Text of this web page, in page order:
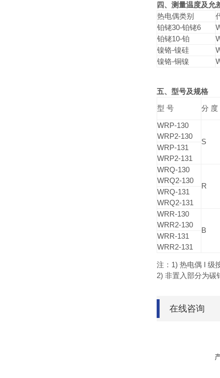
四、测量温度及允
热电偶类别
铂铑30-铂铑6
铂铑10-铂
镍铬-镍硅
镍铬-铜镍
五、型号及规格
型 号
分 度
WRP-130
WRP2-130
S
WRP-131
WRP2-131
WRQ-130
WRQ2-130
R
WRQ-131
WRQ2-131
WRR-130
WRR2-130
B
WRR-131
WRR2-131
注：1) 热电偶 I 级
2) 非置入部分为碳
在线咨询